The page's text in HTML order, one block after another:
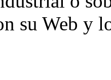
su Web y